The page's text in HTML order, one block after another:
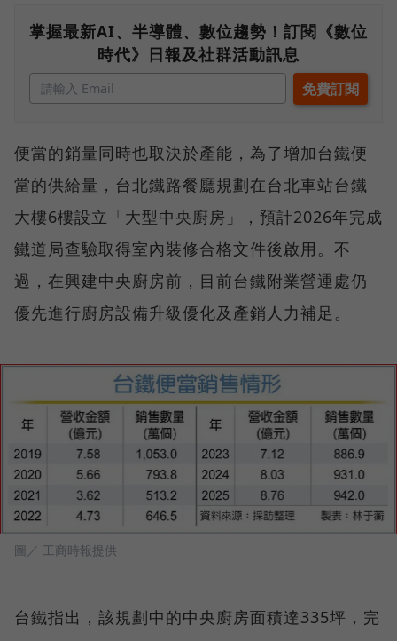
掌握最新AI、半導體、數位趨勢！訂閱《數位
時代》日報及社群活動訊息
便當的銷量同時也取決於產能，為了增加台鐵便
當的供給量，台北鐵路餐廳規劃在台北車站台鐵
大樓6樓設立「大型中央廚房」，預計2026年完成
鐵道局查驗取得室內裝修合格文件後啟用。不
過，在興建中央廚房前，目前台鐵附業營運處仍
優先進行廚房設備升級優化及產銷人力補足。
圖／ 工商時報提供
台鐵指出，該規劃中的中央廚房面積達335坪，完